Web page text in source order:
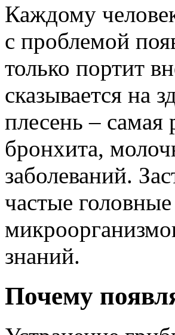
Каждому
с проблемой
только портит
сказывается на
плесень – самая
бронхита,
заболеваний.
частые
знаний.
Почему